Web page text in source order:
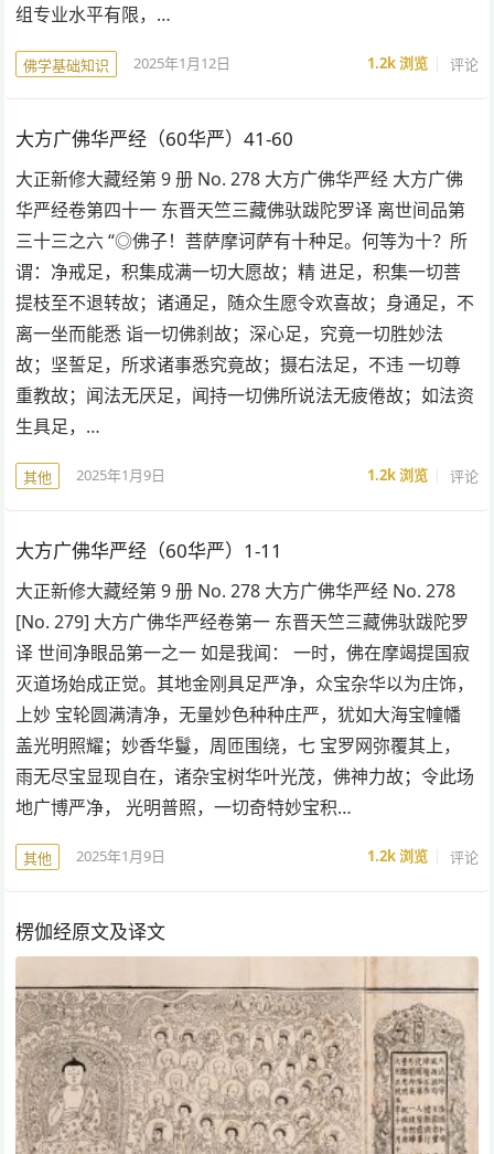
组专业水平有限，…
佛学基础知识 2025年1月12日 1.2k浏览 评论
大方广佛华严经（60华严）41-60
大正新修大藏经第 9 册 No. 278 大方广佛华严经 大方广佛
华严经卷第四十一 东晋天竺三藏佛驮跋陀罗译 离世间品第
三十三之六 “◎佛子！菩萨摩诃萨有十种足。何等为十？所
谓：净戒足，积集成满一切大愿故；精 进足，积集一切菩
提枝至不退转故；诸通足，随众生愿令欢喜故；身通足，不
离一坐而能悉 诣一切佛刹故；深心足，究竟一切胜妙法
故；坚誓足，所求诸事悉究竟故；摄右法足，不违 一切尊
重教故；闻法无厌足，闻持一切佛所说法无疲倦故；如法资
生具足，…
其他 2025年1月9日 1.2k浏览 评论
大方广佛华严经（60华严）1-11
大正新修大藏经第 9 册 No. 278 大方广佛华严经 No. 278
[No. 279] 大方广佛华严经卷第一 东晋天竺三藏佛驮跋陀罗
译 世间净眼品第一之一 如是我闻： 一时，佛在摩竭提国寂
灭道场始成正觉。其地金刚具足严净，众宝杂华以为庄饰，
上妙 宝轮圆满清净，无量妙色种种庄严，犹如大海宝幢幡
盖光明照耀；妙香华鬘，周匝围绕，七 宝罗网弥覆其上，
雨无尽宝显现自在，诸杂宝树华叶光茂，佛神力故；令此场
地广博严净， 光明普照，一切奇特妙宝积…
其他 2025年1月9日 1.2k浏览 评论
楞伽经原文及译文